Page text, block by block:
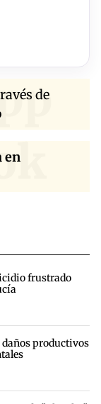
de
en
frustrado
productivos